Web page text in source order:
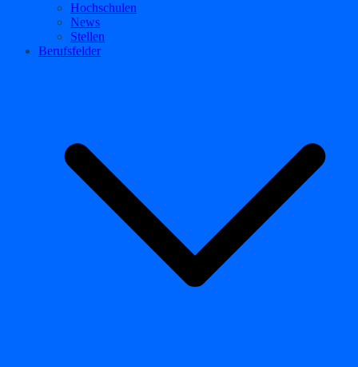
Hochschulen
News
Stellen
Berufsfelder